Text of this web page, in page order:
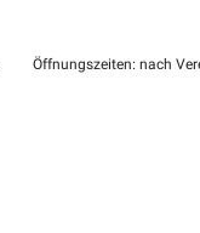
Öffnungszeiten: nach